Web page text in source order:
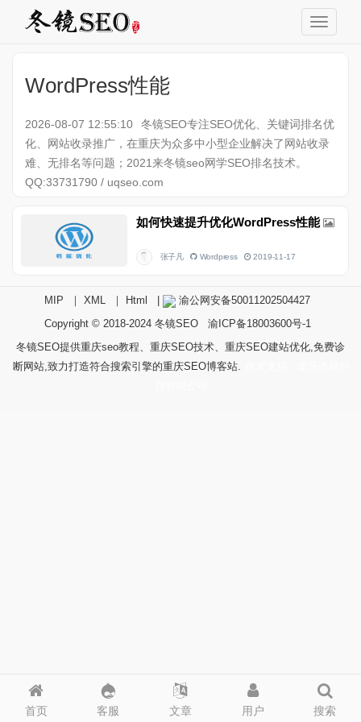
WordPress性能
2026-08-07 12:55:10
冬镜SEO专注SEO优化、关键词排名优
化、网站收录推广，在重庆为众多中小型企业解决了网站收录
难、无排名等问题；2021来冬镜seo网学SEO排名技术。
QQ:33731790 / uqseo.com
如何快速提升优化WordPress性能
张子凡 Wordpress 2019-11-17
首页 客服 文章 用户 搜索
MIP ｜ XML ｜ Html
渝公网安备50011202504427
Copyright © 2018-2024 冬镜SEO
渝ICP备18003600号-1
冬镜SEO提供重庆seo教程、重庆SEO技术、重庆SEO建站优化,免费诊
断网站,致力打造符合搜索引擎的重庆SEO博客站.